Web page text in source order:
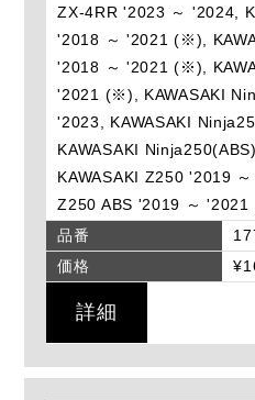
ZX-4RR '2023 ～ '2024,
'2018 ～ '2021 (※),
'2018 ～ '2021 (※),
'2021 (※), KAWASAKI
'2023, KAWASAKI
KAWASAKI
KAWASAKI Z250 '2019
Z250 ABS '2019 ～ '2021
品番
価格
詳細